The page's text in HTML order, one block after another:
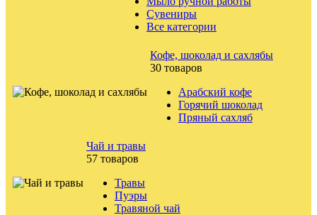
Сувениры
Все категории
Кофе, шоколад и сахлябы
30 товаров
Арабский кофе
Горячий шоколад
Пряный сахляб
Чай и травы
57 товаров
Травы
Пуэры
Травяной чай